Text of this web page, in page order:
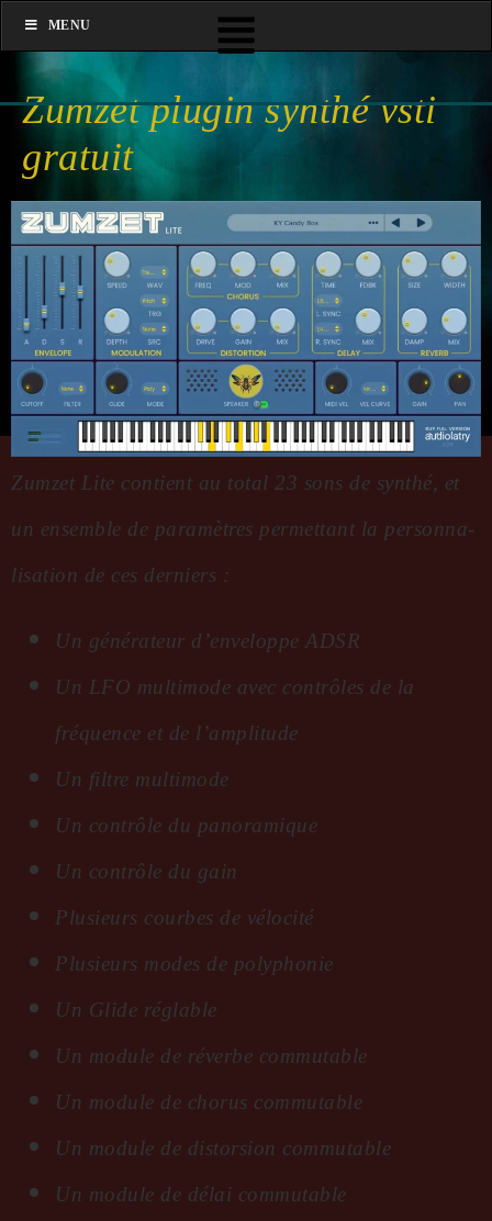
Zumzet plugin synthé vsti
gratuit
Zumzet Lite contient au total 23 sons de synthé, et
un ensemble de para­mètres permet­tant la person­na­
li­sa­tion de ces derniers :
Un géné­ra­teur d’en­ve­loppe ADSR
Un LFO multi­mode avec contrôles de la
fréquence et de l’am­pli­tude
Un filtre multi­mode
Un contrôle du pano­ra­mique
Un contrôle du gain
Plusieurs courbes de vélo­cité
Plusieurs modes de poly­pho­nie
Un Glide réglable
Un module de réverbe commu­table
Un module de chorus commu­table
Un module de distor­sion commu­table
Un module de délai commu­table
MENU